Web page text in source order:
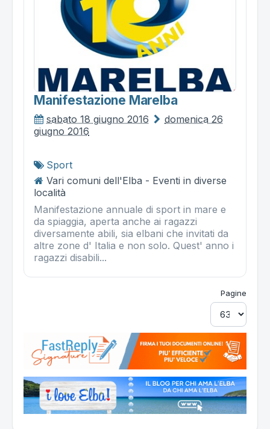
Manifestazione Marelba
sabato 18 giugno 2016
domenica 26
giugno 2016
Sport
Vari comuni dell'Elba - Eventi in diverse
località
Manifestazione annuale di sport in mare e
da spiaggia, aperta anche ai ragazzi
diversamente abili, sia elbani che invitati da
altre zone d' Italia e non solo. Quest' anno i
ragazzi disabili...
Pagine